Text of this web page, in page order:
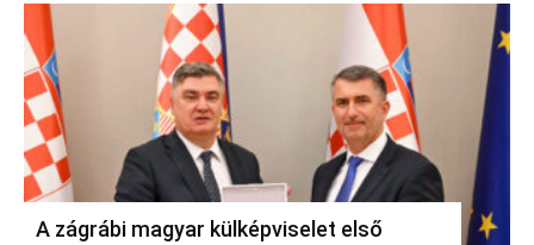
A zágrábi magyar külképviselet első